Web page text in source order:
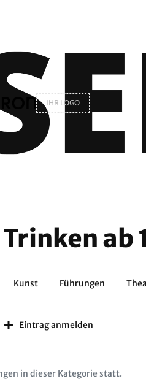
IHR LOGO
ab
Kunst Führungen
Eintrag anmelden
in dieser Kategorie statt.